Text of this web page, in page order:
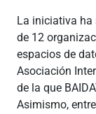
La iniciativa ha
de 12
espacios de
Asociación
de la que
Asimismo,